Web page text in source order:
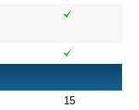
15